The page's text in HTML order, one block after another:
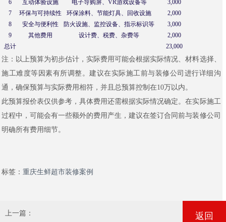
6
互动体验设施 电子导购屏、VR游戏设备等
3,000
7
环保与可持续性 环保涂料、节能灯具、回收设施
2,000
8
安全与便利性 防火设施、监控设备、指示标识等
3,000
9
其他费用 设计费、税费、杂费等
2,000
总计
23,000
注：以上预算为初步估计，实际费用可能会根据实际情况、材料选择、
施工难度等因素有所调整。建议在实际施工前与装修公司进行详细沟
通，确保预算与实际费用相符，并且总预算控制在10万以内。
此预算报价表仅供参考，具体费用还需根据实际情况确定。在实际施工
过程中，可能会有一些额外的费用产生，建议在签订合同前与装修公司
明确所有费用细节。
标签： 重庆生鲜超市装修案例
上一篇：
返回